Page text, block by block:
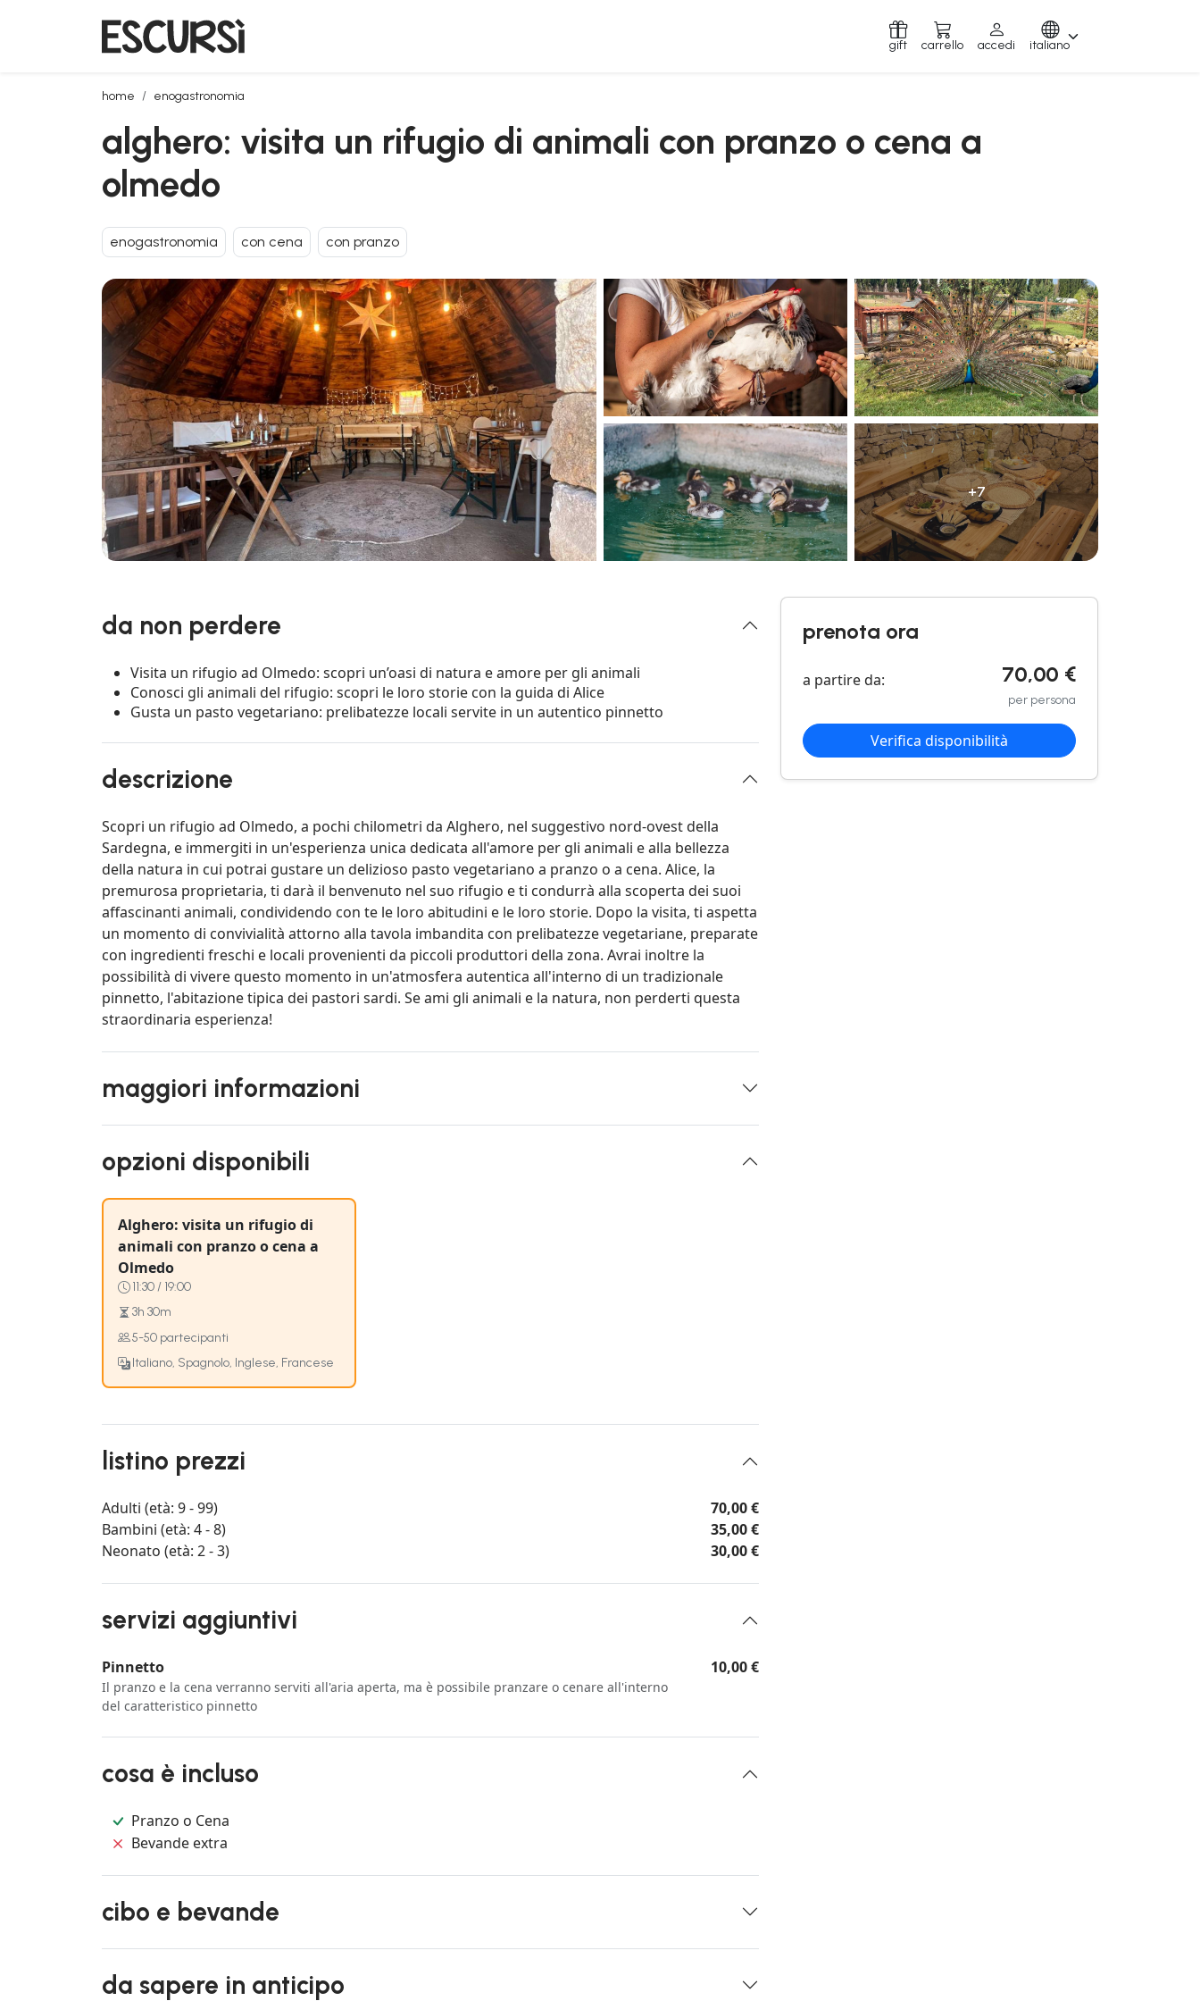
gift carrello accedi italiano
home enogastronomia
alghero: visita un rifugio di animali con pranzo o cena a olmedo
alghero: visita un rifugio di animali con pranzo o cena a
olmedo
enogastronomia con cena con pranzo
+7
da non perdere
Visita un rifugio ad Olmedo: scopri un’oasi di natura e amore per gli animali
Conosci gli animali del rifugio: scopri le loro storie con la guida di Alice
Gusta un pasto vegetariano: prelibatezze locali servite in un autentico pinnetto
descrizione
Scopri un rifugio ad Olmedo, a pochi chilometri da Alghero, nel suggestivo nord-ovest della
Sardegna, e immergiti in un'esperienza unica dedicata all'amore per gli animali e alla bellezza
della natura in cui potrai gustare un delizioso pasto vegetariano a pranzo o a cena. Alice, la
premurosa proprietaria, ti darà il benvenuto nel suo rifugio e ti condurrà alla scoperta dei suoi
affascinanti animali, condividendo con te le loro abitudini e le loro storie. Dopo la visita, ti aspetta
un momento di convivialità attorno alla tavola imbandita con prelibatezze vegetariane, preparate
con ingredienti freschi e locali provenienti da piccoli produttori della zona. Avrai inoltre la
possibilità di vivere questo momento in un'atmosfera autentica all'interno di un tradizionale
pinnetto, l'abitazione tipica dei pastori sardi. Se ami gli animali e la natura, non perderti questa
straordinaria esperienza!
maggiori informazioni
opzioni disponibili
Alghero: visita un rifugio di
animali con pranzo o cena a
Olmedo
11:30 / 19:00
3h 30m
5-50 partecipanti
Italiano, Spagnolo, Inglese, Francese
listino prezzi
Adulti (età: 9 - 99)
70,00 €
Bambini (età: 4 - 8)
35,00 €
Neonato (età: 2 - 3)
30,00 €
servizi aggiuntivi
Pinnetto
Il pranzo e la cena verranno serviti all'aria aperta, ma è possibile pranzare o cenare all'interno
del caratteristico pinnetto
10,00 €
cosa è incluso
Pranzo o Cena
Bevande extra
cibo e bevande
da sapere in anticipo
prenota ora
a partire da: 70,00 €
per persona
Verifica disponibilità